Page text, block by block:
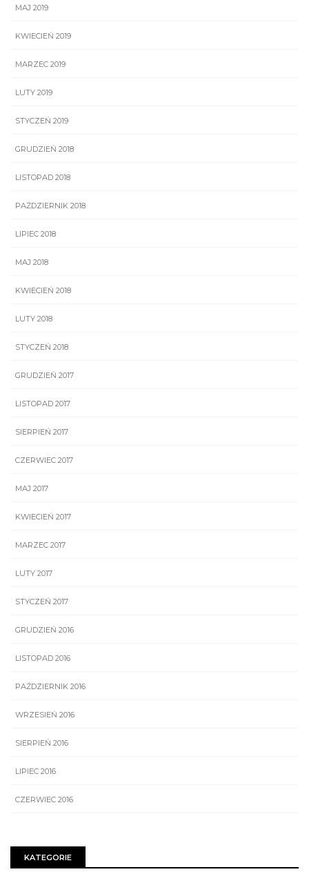
MAJ 2019
KWIECIEŃ 2019
MARZEC 2019
LUTY 2019
STYCZEŃ 2019
GRUDZIEŃ 2018
LISTOPAD 2018
PAŹDZIERNIK 2018
LIPIEC 2018
MAJ 2018
KWIECIEŃ 2018
LUTY 2018
STYCZEŃ 2018
GRUDZIEŃ 2017
LISTOPAD 2017
SIERPIEŃ 2017
CZERWIEC 2017
MAJ 2017
KWIECIEŃ 2017
MARZEC 2017
LUTY 2017
STYCZEŃ 2017
GRUDZIEŃ 2016
LISTOPAD 2016
PAŹDZIERNIK 2016
WRZESIEŃ 2016
SIERPIEŃ 2016
LIPIEC 2016
CZERWIEC 2016
KATEGORIE